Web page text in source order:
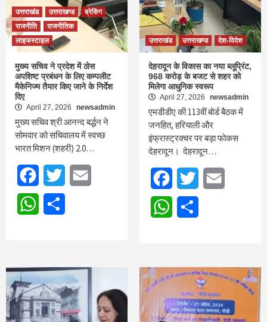
उत्तराखंड उत्तराखण्ड
ब्रेकिंग
राजनीति
राजनीतिक
लाइफस्टाइल
मुख्य सचिव ने प्रदेश में ठोस
अपशिष्ट प्रबंधन के लिए कम्पलीट
मैकेनिज्म तैयार किए जाने के निर्देश
दिए
April 27, 2026 newsadmin
मुख्य सचिव श्री आनन्द बर्द्धन ने
सोमवार को सचिवालय में स्वच्छ
भारत मिशन (शहरी) 2.0…
FacebookTwitter
WhatsApp
उत्तराखंड उत्तराखण्ड देश-विदेश
देहरादून के विकास का नया ब्लूप्रिंट,
968 करोड़ के बजट से शहर को
मिलेगा आधुनिक स्वरूप
April 27, 2026 newsadmin
एमडीडीए की 113वीं बोर्ड बैठक में
जनहित, हरियाली और
इंफ्रास्ट्रक्चर पर बड़ा फोकस
देहरादून। देहरादून…
FacebookTwitter
WhatsApp